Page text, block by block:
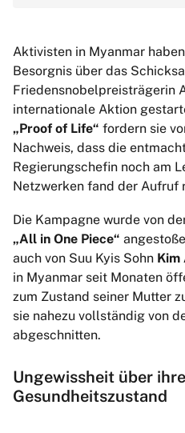
Aktivisten in Myanmar
Besorgnis über das
Friedensnobelpreisträgerin
internationale Aktion
„Proof of Life“ fordern sie
Nachweis, dass die
Regierungschefin noch am
Netzwerken fand der Aufruf
Die Kampagne wurde von
„All in One Piece“
auch von Suu Kyis Sohn Kim
in Myanmar seit Monaten
zum Zustand seiner Mutter
sie nahezu vollständig von
abgeschnitten.
Ungewissheit über
Gesundheitszustand